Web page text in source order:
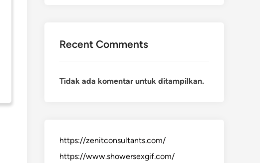
Recent Comments
Tidak ada komentar untuk ditampilkan.
https://zenitconsultants.com/
https://www.showersexgif.com/